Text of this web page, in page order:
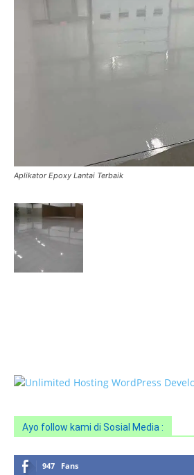
Aplikator Epoxy Lantai Terbaik
Ayo follow kami di Sosial Media :
947 Fans